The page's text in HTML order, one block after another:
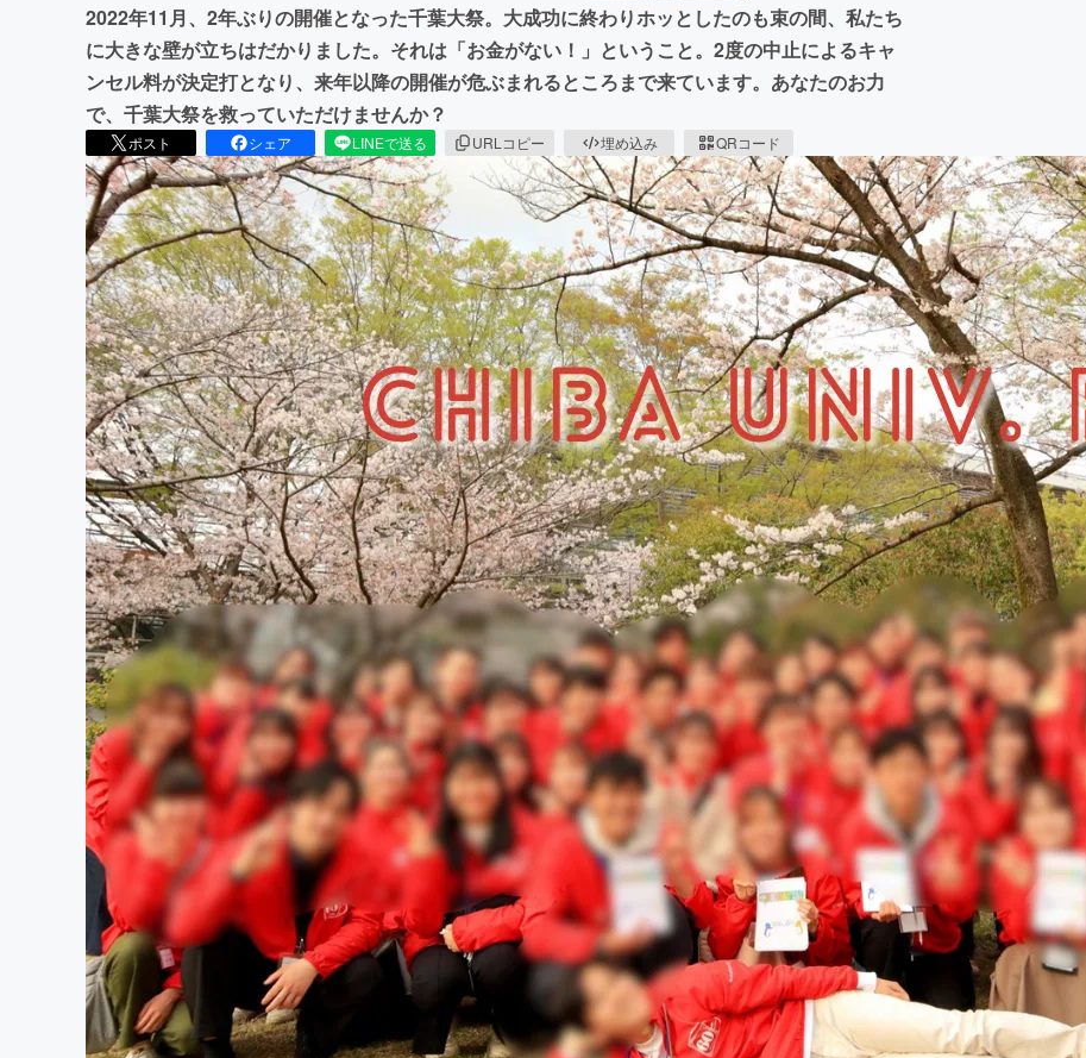
2022年11月、2年ぶりの開催となった千葉大祭。大成功に終わりホッとしたのも束の間、私たち
に大きな壁が立ちはだかりました。それは「お金がない！」ということ。2度の中止によるキャ
ンセル料が決定打となり、来年以降の開催が危ぶまれるところまで来ています。あなたのお力
で、千葉大祭を救っていただけませんか？
ポスト シェア LINEで送る URLコピー 埋め込み QRコード